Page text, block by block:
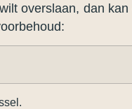
overslaan, dan